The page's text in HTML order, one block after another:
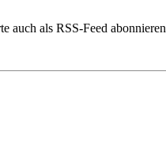
auch als RSS-Feed abonnieren